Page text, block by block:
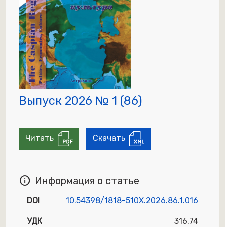
Выпуск 2026 № 1 (86)
Читать Скачать
info Информация о статье
DOI 10.54398/1818-510X.2026.86.1.016
УДК 316.74